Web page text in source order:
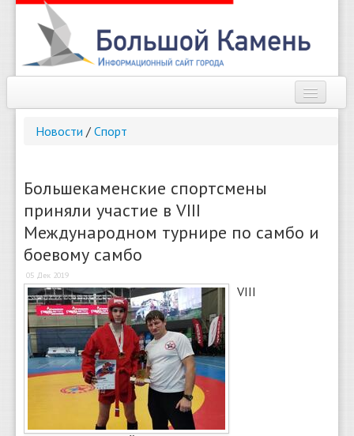
Справочник
Погода
О сайте
Новости / Спорт
Большекаменские спортсмены
приняли участие в VIII
Международном турнире по самбо и
боевому самбо
05 Дек 2019
VIII